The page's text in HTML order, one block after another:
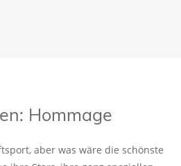
Hommage
aber was wäre die schönste